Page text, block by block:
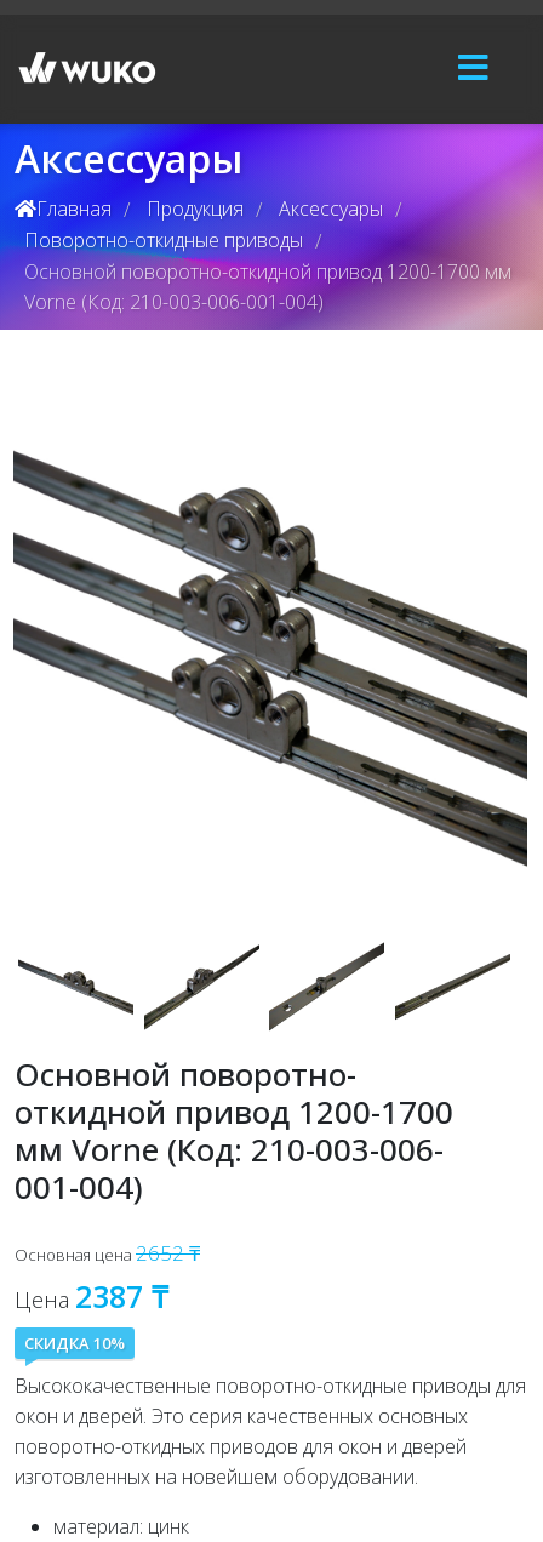
Аксессуары
Главная / Продукция / Аксессуары /
Поворотно-откидные приводы /
Основной поворотно-откидной привод 1200-1700 мм
Vorne (Код: 210-003-006-001-004)
Основной поворотно-
откидной привод 1200-1700
мм Vorne (Код: 210-003-006-
001-004)
Основная цена 2652 ₸
Цена 2387 ₸
СКИДКА 10%
Высококачественные поворотно-откидные приводы для
окон и дверей. Это серия качественных основных
поворотно-откидных приводов для окон и дверей
изготовленных на новейшем оборудовании.
материал: цинк